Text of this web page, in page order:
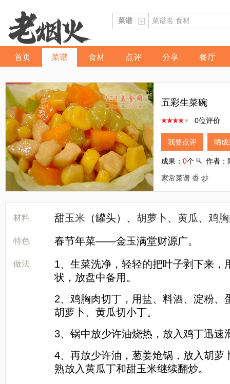
首页 菜谱 食材 点评 分享 餐厅
五彩生菜碗
0位评价
我要点评 晒成
成果： 0个 作者
家常菜谱 香 炒
材料 甜玉米 （罐头）、 胡萝卜 、 黄瓜、 鸡
特色 春节年菜——金玉满堂财源广。
做法
1、生菜洗净，轻轻的把叶子剥下来，
状，放盘中备用。
2、鸡胸肉切丁，用盐、料酒、淀粉、
胡萝卜、黄瓜切小丁。
3、锅中放少许油烧热，放入鸡丁迅速
4、再放少许油，葱姜炝锅，放入胡萝
熟放入黄瓜丁和甜玉米继续翻炒。